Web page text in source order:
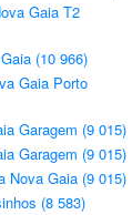
Gaia T2
(10 966)
Gaia Porto
Garagem (9 015)
Garagem (9 015)
Nova Gaia (9 015)
(8 583)